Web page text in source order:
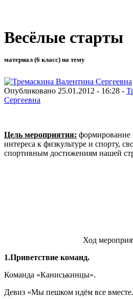
Весёлые старты
материал (6 класс) на тему
Опубликовано 25.01.2012 - 16:28 -
Сергеевна
Цель мероприятия: формирование
интереса к физкультуре и спорту,
спортивным достижениям нашей
Ход
1.Приветствие команд.
Команда «Каниськинцы».
Девиз «Мы пешком идём все